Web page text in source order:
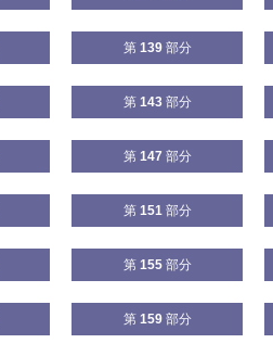
第 139部分
第 143部分
第 147 部分
第 151部分
第 155部分
第 159部分